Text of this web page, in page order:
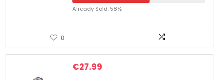
Already Sold: 58%
0
€27.99